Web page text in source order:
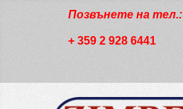
Позвънете на тел.:
+ 359 2 928 6441